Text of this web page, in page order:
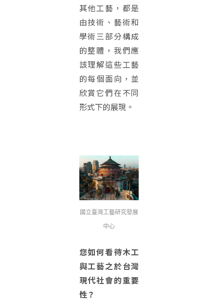
其他工藝，都是
由技術、藝術和
學術三部分構成
的整體，我們應
該理解這些工藝
的每個面向，並
欣賞它們在不同
形式下的展現。
國立臺灣工藝研究發展
中心
您如何看待木工
與工藝之於台灣
現代社會的重要
性？